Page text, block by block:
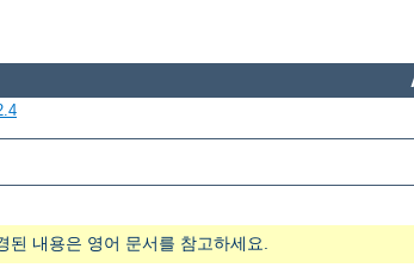
된 내용은 영어 문서를 참고하세요.